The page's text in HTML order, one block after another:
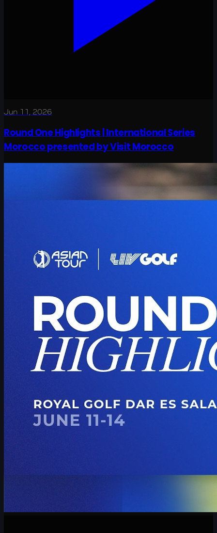
Jun 11, 2026
Round One Highlights | International Series
Morocco presented by Visit Morocco